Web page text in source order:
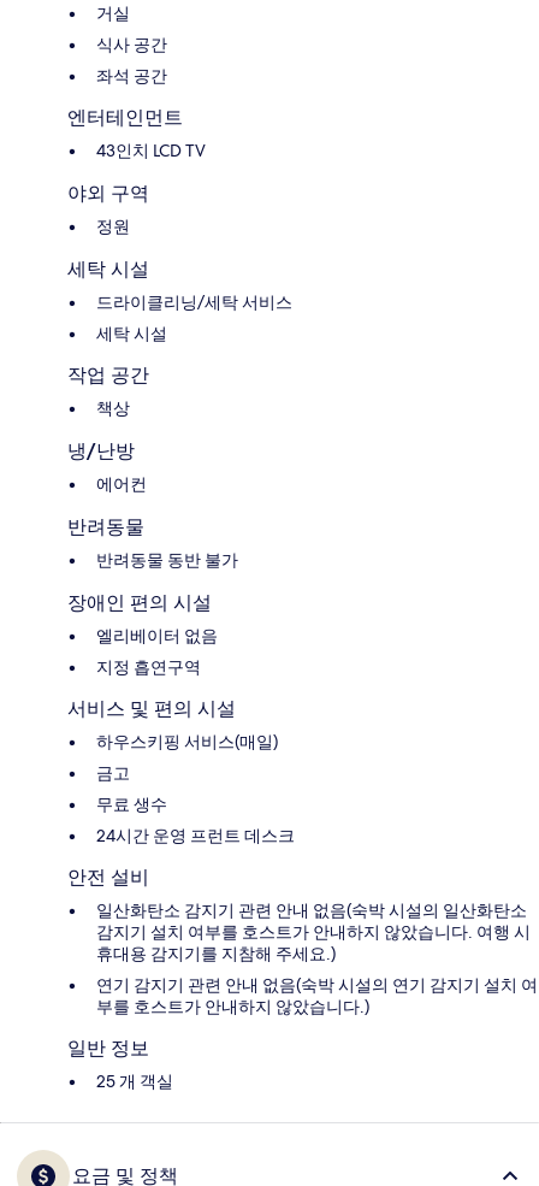
거실
식사 공간
좌석 공간
엔터테인먼트
43인치 LCD TV
야외 구역
정원
세탁 시설
드라이클리닝/세탁 서비스
세탁 시설
작업 공간
책상
냉/난방
에어컨
반려동물
반려동물 동반 불가
장애인 편의 시설
엘리베이터 없음
지정 흡연구역
서비스 및 편의 시설
하우스키핑 서비스(매일)
금고
무료 생수
24시간 운영 프런트 데스크
안전 설비
일산화탄소 감지기 관련 안내 없음(숙박 시설의 일산화탄소
감지기 설치 여부를 호스트가 안내하지 않았습니다. 여행 시
휴대용 감지기를 지참해 주세요.)
연기 감지기 관련 안내 없음(숙박 시설의 연기 감지기 설치 여
부를 호스트가 안내하지 않았습니다.)
일반 정보
25 개 객실
요금 및 정책